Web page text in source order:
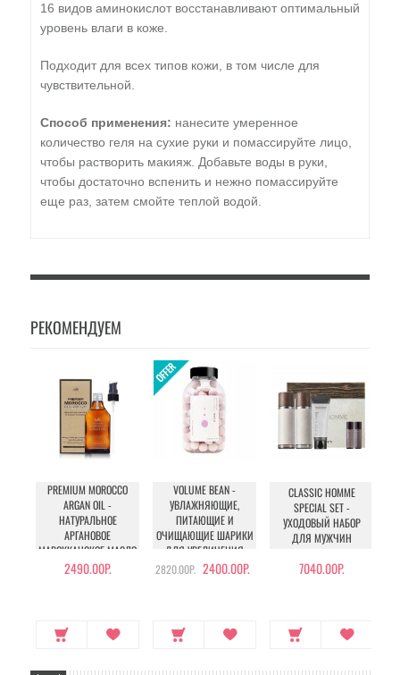
16 видов аминокислот восстанавливают оптимальный
уровень влаги в коже.
Подходит для всех типов кожи, в том числе для
чувствительной.
Способ применения: нанесите умеренное
количество геля на сухие руки и помассируйте лицо,
чтобы растворить макияж. Добавьте воды в руки,
чтобы достаточно вспенить и нежно помассируйте
еще раз, затем смойте теплой водой.
РЕКОМЕНДУЕМ
PREMIUM MOROCCO
ARGAN OIL -
НАТУРАЛЬНОЕ
АРГАНОВОЕ
МАРОККАНСКОЕ МАСЛО
ДЛЯ ВОЛОС
2490.00Р.
VOLUME BEAN -
УВЛАЖНЯЮЩИЕ,
ПИТАЮЩИЕ И
ОЧИЩАЮЩИЕ ШАРИКИ
ДЛЯ УВЕЛИЧЕНИЯ
ОБЪЕМА ГРУДИ И
2820.00Р. 2400.00Р.
CLASSIC HOMME
SPECIAL SET -
УХОДОВЫЙ НАБОР
ДЛЯ МУЖЧИН
7040.00Р.